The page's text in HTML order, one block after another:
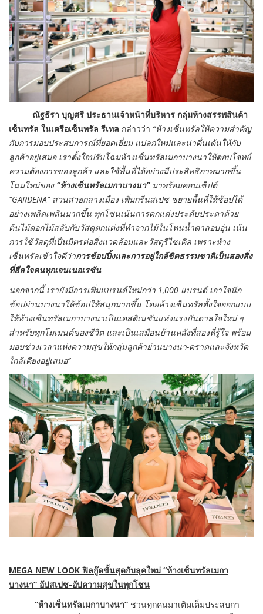
ณัฐธีรา บุญศรี ประธานเจ้าหน้าที่บริหาร กลุ่มห้างสรรพสินค้า
เซ็นทรัล ในเครือเซ็นทรัล รีเทล กล่าวว่า “ห้างเซ็นทรัลให้ความสำคัญ
กับการมอบประสบการณ์ที่ยอดเยี่ยม แปลกใหม่และน่าตื่นเต้นให้กับ
ลูกค้าอยู่เสมอ เราตั้งใจปรับโฉมห้างเซ็นทรัลเมกาบางนาให้ตอบโจทย์
ความต้องการของลูกค้า และใช้พื้นที่ได้อย่างมีประสิทธิภาพมากขึ้น
โฉมใหม่ของ “ห้างเซ็นทรัลเมกาบางนา”มาพร้อมคอนเซ็ปต์
“GARDENA” สวนสวยกลางเมือง เพิ่มกรีนสเปซ ขยายพื้นที่ให้ช้อปได้
อย่างเพลิดเพลินมากขึ้น ทุกโซนเน้นการตกแต่งประดับประดาด้วย
ต้นไม้ดอกไม้สลับกับวัสดุตกแต่งที่ทำจากไม้ในโทนน้ำตาลอบอุ่น เน้น
การใช้วัสดุที่เป็นมิตรต่อสิ่งแวดล้อมและวัสดุรีไซเคิล เพราะห้าง
เซ็นทรัลเข้าใจดีว่าการช้อปปิ้งและการอยู่ใกล้ชิดธรรมชาติเป็นสองสิ่ง
ที่ฮีลใจคนทุกเจนเนอเรชัน
นอกจากนี้ เรายังมีการเพิ่มแบรนด์ใหม่กว่า 1,000 แบรนด์ เอาใจนัก
ช้อปย่านบางนาให้ช้อปให้สนุกมากขึ้น โดยห้างเซ็นทรัลตั้งใจออกแบบ
ให้ห้างเซ็นทรัลเมกาบางนาเป็นเดสติเนชันแห่งแรงบันดาลใจใหม่ ๆ
สำหรับทุกโมเมนต์ของชีวิต และเป็นเสมือนบ้านหลังที่สองที่รู้ใจ พร้อม
มอบช่วงเวลาแห่งความสุขให้กลุ่มลูกค้าย่านบางนา-ตราดและจังหวัด
ใกล้เคียงอยู่เสมอ”
MEGA NEW LOOK ฟิลกู๊ดขั้นสุดกับลุคใหม่ “ห้างเซ็นทรัลเมกา
บางนา” อัปสเปซ-อัปความสุขในทุกโซน
“ห้างเซ็นทรัลเมกาบางนา” ชวนทุกคนมาเติมเต็มประสบกา